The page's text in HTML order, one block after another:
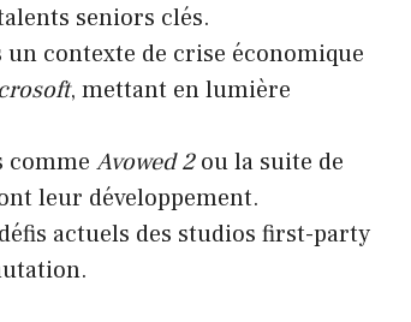
seniors clés.
contexte de crise économique
, mettant en lumière
comme Avowed 2ou la suite de
leur développement.
actuels des studios first-party